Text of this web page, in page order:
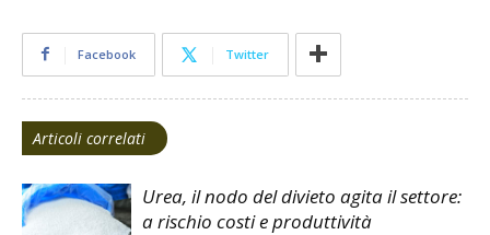
Facebook Twitter
Articoli correlati
Urea, il nodo del divieto agita il settore:
a rischio costi e produttività